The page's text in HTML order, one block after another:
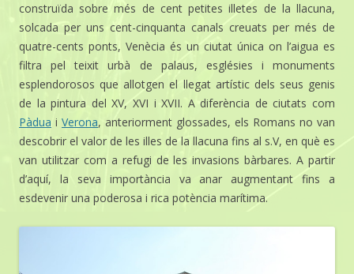
construïda sobre més de cent petites illetes de la llacuna,
solcada per uns cent-cinquanta canals creuats per més de
quatre-cents ponts, Venècia és un ciutat única on l’aigua es
filtra pel teixit urbà de palaus, esglésies i monuments
esplendorosos que allotgen el llegat artístic dels seus genis
de la pintura del XV, XVI i XVII. A diferència de ciutats com
Pàdua i Verona, anteriorment glossades, els Romans no van
descobrir el valor de les illes de la llacuna fins al s.V, en què es
van utilitzar com a refugi de les invasions bàrbares. A partir
d’aquí, la seva importància va anar augmentant fins a
esdevenir una poderosa i rica potència marítima.